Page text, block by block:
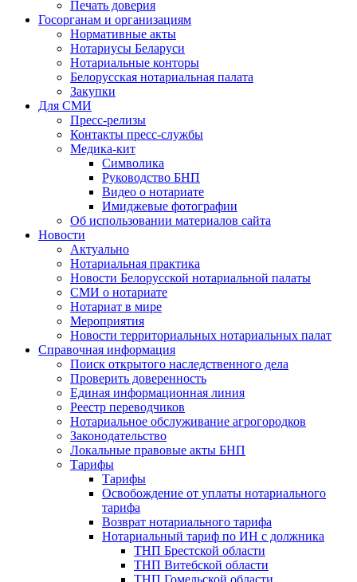
Печать доверия
Госорганам и организациям
Нормативные акты
Нотариусы Беларуси
Нотариальные конторы
Белорусская нотариальная палата
Закупки
Для СМИ
Пресс-релизы
Контакты пресс-службы
Медика-кит
Символика
Руководство БНП
Видео о нотариате
Имиджевые фотографии
Об использовании материалов сайта
Новости
Актуально
Нотариальная практика
Новости Белорусской нотариальной палаты
СМИ о нотариате
Нотариат в мире
Мероприятия
Новости территориальных нотариальных палат
Справочная информация
Поиск открытого наследственного дела
Проверить доверенность
Единая информационная линия
Реестр переводчиков
Нотариальное обслуживание агрогородков
Законодательство
Локальные правовые акты БНП
Тарифы
Тарифы
Освобождение от уплаты нотариального
тарифа
Возврат нотариального тарифа
Нотариальный тариф по ИН с должника
ТНП Брестской области
ТНП Витебской области